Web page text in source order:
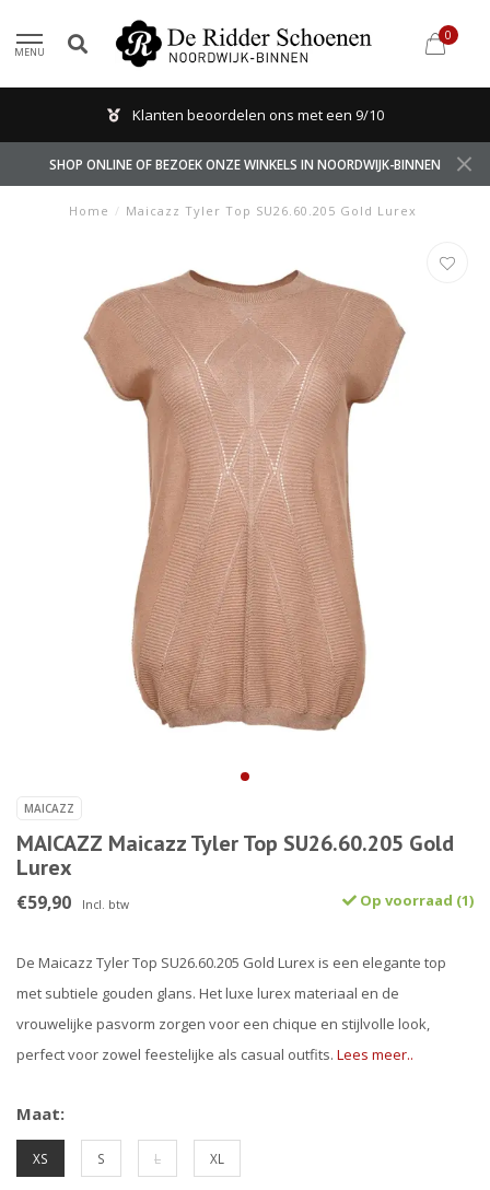
MENU
0
Klanten beoordelen ons met een 9/10
SHOP ONLINE OF BEZOEK ONZE WINKELS IN NOORDWIJK-BINNEN
Home / Maicazz Tyler Top SU26.60.205 Gold Lurex
MAICAZZ
MAICAZZ Maicazz Tyler Top SU26.60.205 Gold
Lurex
€59,90 Incl. btw Op voorraad (1)
De Maicazz Tyler Top SU26.60.205 Gold Lurex is een elegante top
met subtiele gouden glans. Het luxe lurex materiaal en de
vrouwelijke pasvorm zorgen voor een chique en stijlvolle look,
perfect voor zowel feestelijke als casual outfits. Lees meer..
Maat:
XS S L XL